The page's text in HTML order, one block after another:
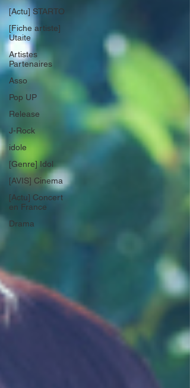
[Actu] STARTO
[Fiche artiste]
Utaite
Artistes
Partenaires
Asso
Pop UP
Release
J-Rock
idole
[Genre] Idol
[AVIS] Cinema
[Actu] Concert
en France
Drama